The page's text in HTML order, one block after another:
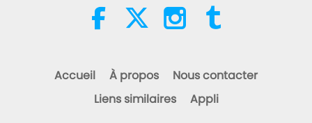
graines d’un monde plus
bienveillant, partie 1/2
Les pourparlers de paix
intérieurs de Maître, partie 1/2
Accueil À propos
Nous contacter
Liens similaires
Appli